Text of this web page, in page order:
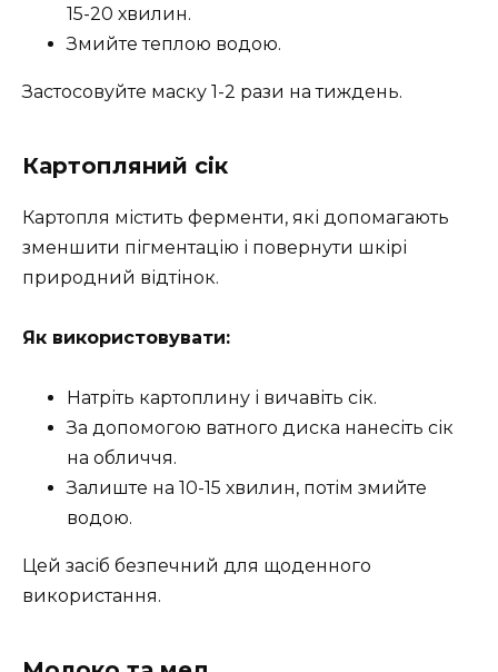
15-20 хвилин.
Змийте теплою водою.
Застосовуйте маску 1-2 рази на тиждень.
Картопляний сік
Картопля містить ферменти, які допомагають
зменшити пігментацію і повернути шкірі
природний відтінок.
Як використовувати:
Натріть картоплину і вичавіть сік.
За допомогою ватного диска нанесіть сік
на обличчя.
Залиште на 10-15 хвилин, потім змийте
водою.
Цей засіб безпечний для щоденного
використання.